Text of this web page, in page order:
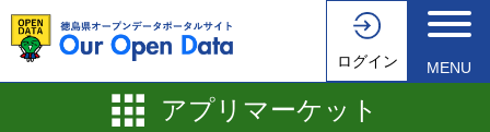
ログイン MENU
アプリマーケット